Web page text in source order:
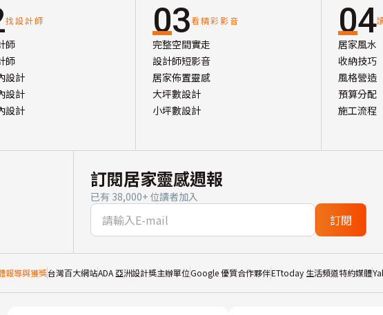
找設計師
師
師
設計
設計
設計
03看精彩影音
完整空間實走
設計師短影音
居家佈置靈感
大坪數設計
小坪數設計
04
居家風水
收納技巧
風格營造
預算分配
施工流程
訂閱居家靈感週報
已有 38,000+ 位讀者加入
訂閱
報導與獲獎台灣百大網站ADA 亞洲設計獎主辦單位Google 優質合作夥伴ETtoday 生活頻道特約媒體